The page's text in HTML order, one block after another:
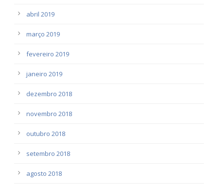
abril 2019
março 2019
fevereiro 2019
janeiro 2019
dezembro 2018
novembro 2018
outubro 2018
setembro 2018
agosto 2018